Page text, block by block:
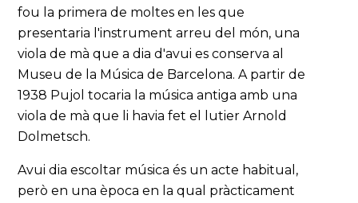
fou la primera de moltes en les que
presentaria l'instrument arreu del món, una
viola de mà que a dia d'avui es conserva al
Museu de la Música de Barcelona. A partir de
1938 Pujol tocaria la música antiga amb una
viola de mà que li havia fet el lutier Arnold
Dolmetsch.
Avui dia escoltar música és un acte habitual,
però en una època en la qual pràcticament